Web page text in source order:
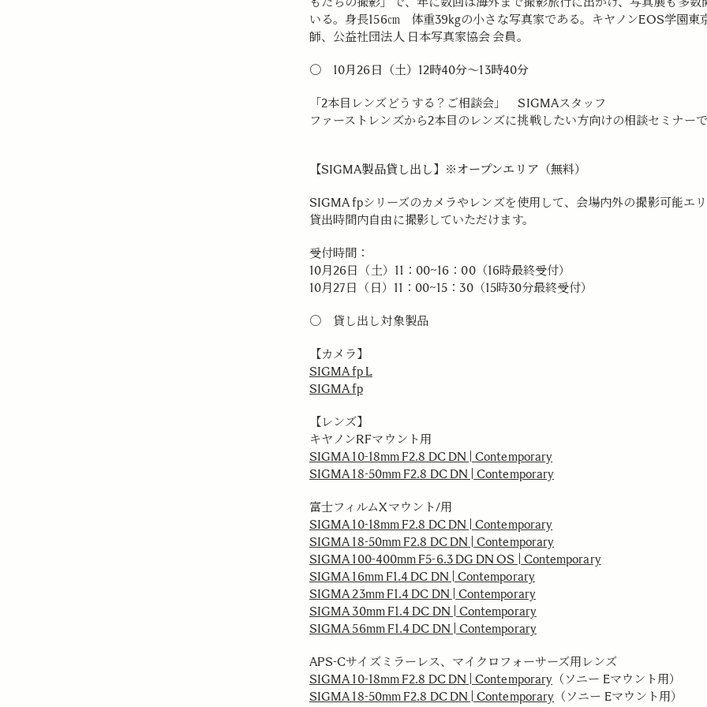
いる。身長156㎝ 体重39kgの小さな写真家である。
キヤノンEOS学園東
師、公益社団法人 日本写真家協会 会員。
〇 10月26日（土）12時40分～13時40分
「2本目レンズどうする？ご相談会」 SIGMAスタッフ
ファーストレンズから2本目のレンズに挑戦したい方向けの相談セミナーで
【SIGMA製品貸し出し】※オープンエリア（無料）
SIGMA fpシリーズのカメラやレンズを使用して、会場内外の撮影可能エリ
貸出時間内自由に撮影していただけます。
受付時間：
10月26日（土）11：00~16：00（16時最終受付）
10月27日（日）11：00~15：30（15時30分最終受付）
〇 貸し出し対象製品
【カメラ】
SIGMA fp L
SIGMA fp
【レンズ】
キヤノンRFマウント用
SIGMA 10-18mm F2.8 DC DN | Contemporary
SIGMA 18-50mm F2.8 DC DN | Contemporary
富士フィルムXマウント/用
SIGMA 10-18mm F2.8 DC DN | Contemporary
SIGMA 18-50mm F2.8 DC DN | Contemporary
SIGMA 100-400mm F5-6.3 DG DN OS | Contemporary
SIGMA 16mm F1.4 DC DN | Contemporary
SIGMA 23mm F1.4 DC DN | Contemporary
SIGMA 30mm F1.4 DC DN | Contemporary
SIGMA 56mm F1.4 DC DN | Contemporary
APS-Cサイズミラーレス、マイクロフォーサーズ用レンズ
SIGMA 10-18mm F2.8 DC DN | Contemporary （ソニー Eマウント用）
SIGMA 18-50mm F2.8 DC DN | Contemporary （ソニー Eマウント用）